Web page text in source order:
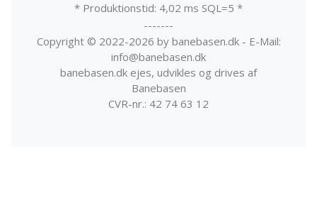
* Produktionstid: 4,02 ms SQL=5 *
-------
Copyright © 2022-2026 by banebasen.dk - E-Mail:
info@banebasen.dk
banebasen.dk ejes, udvikles og drives af
Banebasen
CVR-nr.: 42 74 63 12